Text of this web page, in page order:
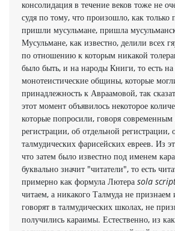
консолидация в течение веков тоже не
судя по тому, что произошло, как
пришли мусульмане, пришла
Мусульмане, как известно, делили всех
по отношению к которым никакой
было быть, и на народы Книги, то есть на
монотеистические общины, которые
принадлежность к Авраамовой, так
этот момент объявилось некоторое
которые попросили, говоря
регистрации, об отдельной регистрации,
талмудических фарисейских евреев. Из
что затем было известно под именем
буквально значит "читатели", то есть
примерно как формула Лютера sola
читаем, а никакого Талмуда не признаем
говорят в талмудических школах, не
получились караимы. Естественно, из